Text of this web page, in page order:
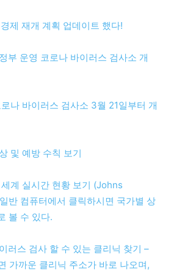
제 재개 계획 업데이트 했다!
부 운영 코로나 바이러스 검사소 개
나 바이러스 검사소 3월 21일부터 개
및 예방 수칙 보기
계 실시간 현황 보기 (Johns
반 컴퓨터에서 클릭하시면 국가별 상
볼 수 있다.
러스 검사 할 수 있는 클리닉 찾기 –
가까운 클리닉 주소가 바로 나오며,